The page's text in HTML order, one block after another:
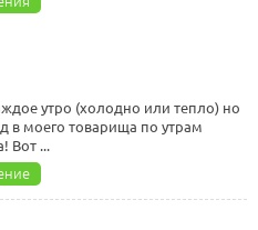
утро (холодно или тепло) но
в моего товарища по утрам
Вот ...